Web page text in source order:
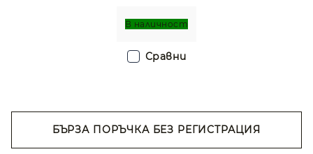
В наличност
БЪРЗА ПОРЪЧКА БЕЗ РЕГИСТРАЦИЯ
Съгласен съм сПолитиката за лични
Сравни